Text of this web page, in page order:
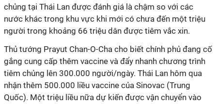
chủng tại Thái Lan được đánh giá là chậm so với các
nước khác trong khu vực khi mới có chưa đến một triệu
người trong khoảng 66 triệu dân được tiêm vắc xin.
Thủ tướng Prayut Chan-O-Cha cho biết chính phủ đang cố
gắng cung cấp thêm vaccine và đẩy nhanh chương trình
tiêm chủng lên 300.000 người/ngày. Thái Lan hôm qua
nhận thêm 500.000 liều vaccine của Sinovac (Trung
Quốc). Một triệu liều nữa dự kiến được vận chuyển vào